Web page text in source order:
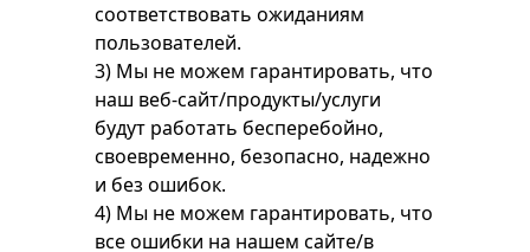
соответствовать ожиданиям
пользователей.
3) Мы не можем гарантировать, что
наш веб-сайт/продукты/услуги
будут работать бесперебойно,
своевременно, безопасно, надежно
и без ошибок.
4) Мы не можем гарантировать, что
все ошибки на нашем сайте/в